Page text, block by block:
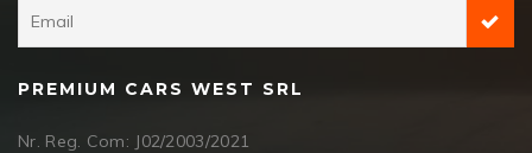
PREMIUM CARS WEST SRL
Nr. Reg. Com: J02/2003/2021